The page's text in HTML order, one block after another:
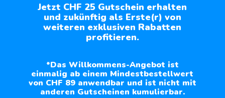
Jetzt CHF 25 Gutschein erhalten
und zukünftig als Erste(r) von
weiteren exklusiven Rabatten
profitieren.
*Das Willkommens-Angebot ist
einmalig ab einem Mindestbestellwert
von CHF 89 anwendbar und ist nicht mit
anderen Gutscheinen kumulierbar.